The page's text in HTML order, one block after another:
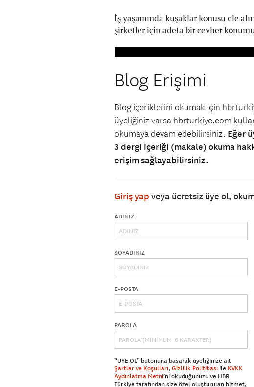
İş yaşamında kuşaklar konusu ele
şirketler için adeta bir cevher
Blog Erişimi
Blog içeriklerini okumak için
üyeliğiniz varsa hbrturkiye.com
okumaya devam edebilirsiniz. Eğer
3 dergi içeriği (makale) okuma
erişim sağlayabilirsiniz.
Giriş yap veya ücretsiz üye ol,
ADINIZ
SOYADINIZ
E-POSTA
PAROLA
“ÜYE OL” butonuna basarak üyeliğinize ait
Şartlar ve Koşulları, Gizlilik Politikası ile KVKK
Aydınlatma Metni’ni okuduğunuzu ve HBR
Türkiye tarafından size özel oluşturulan hizmet,